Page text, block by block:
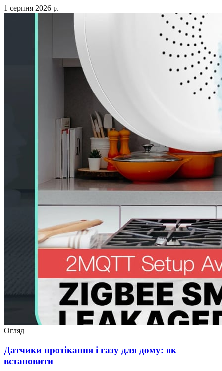
1 серпня 2026 р.
Огляд
Датчики протікання і газу для дому: як
встановити